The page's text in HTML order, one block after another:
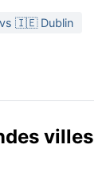
🇮🇪 Dublin
villes